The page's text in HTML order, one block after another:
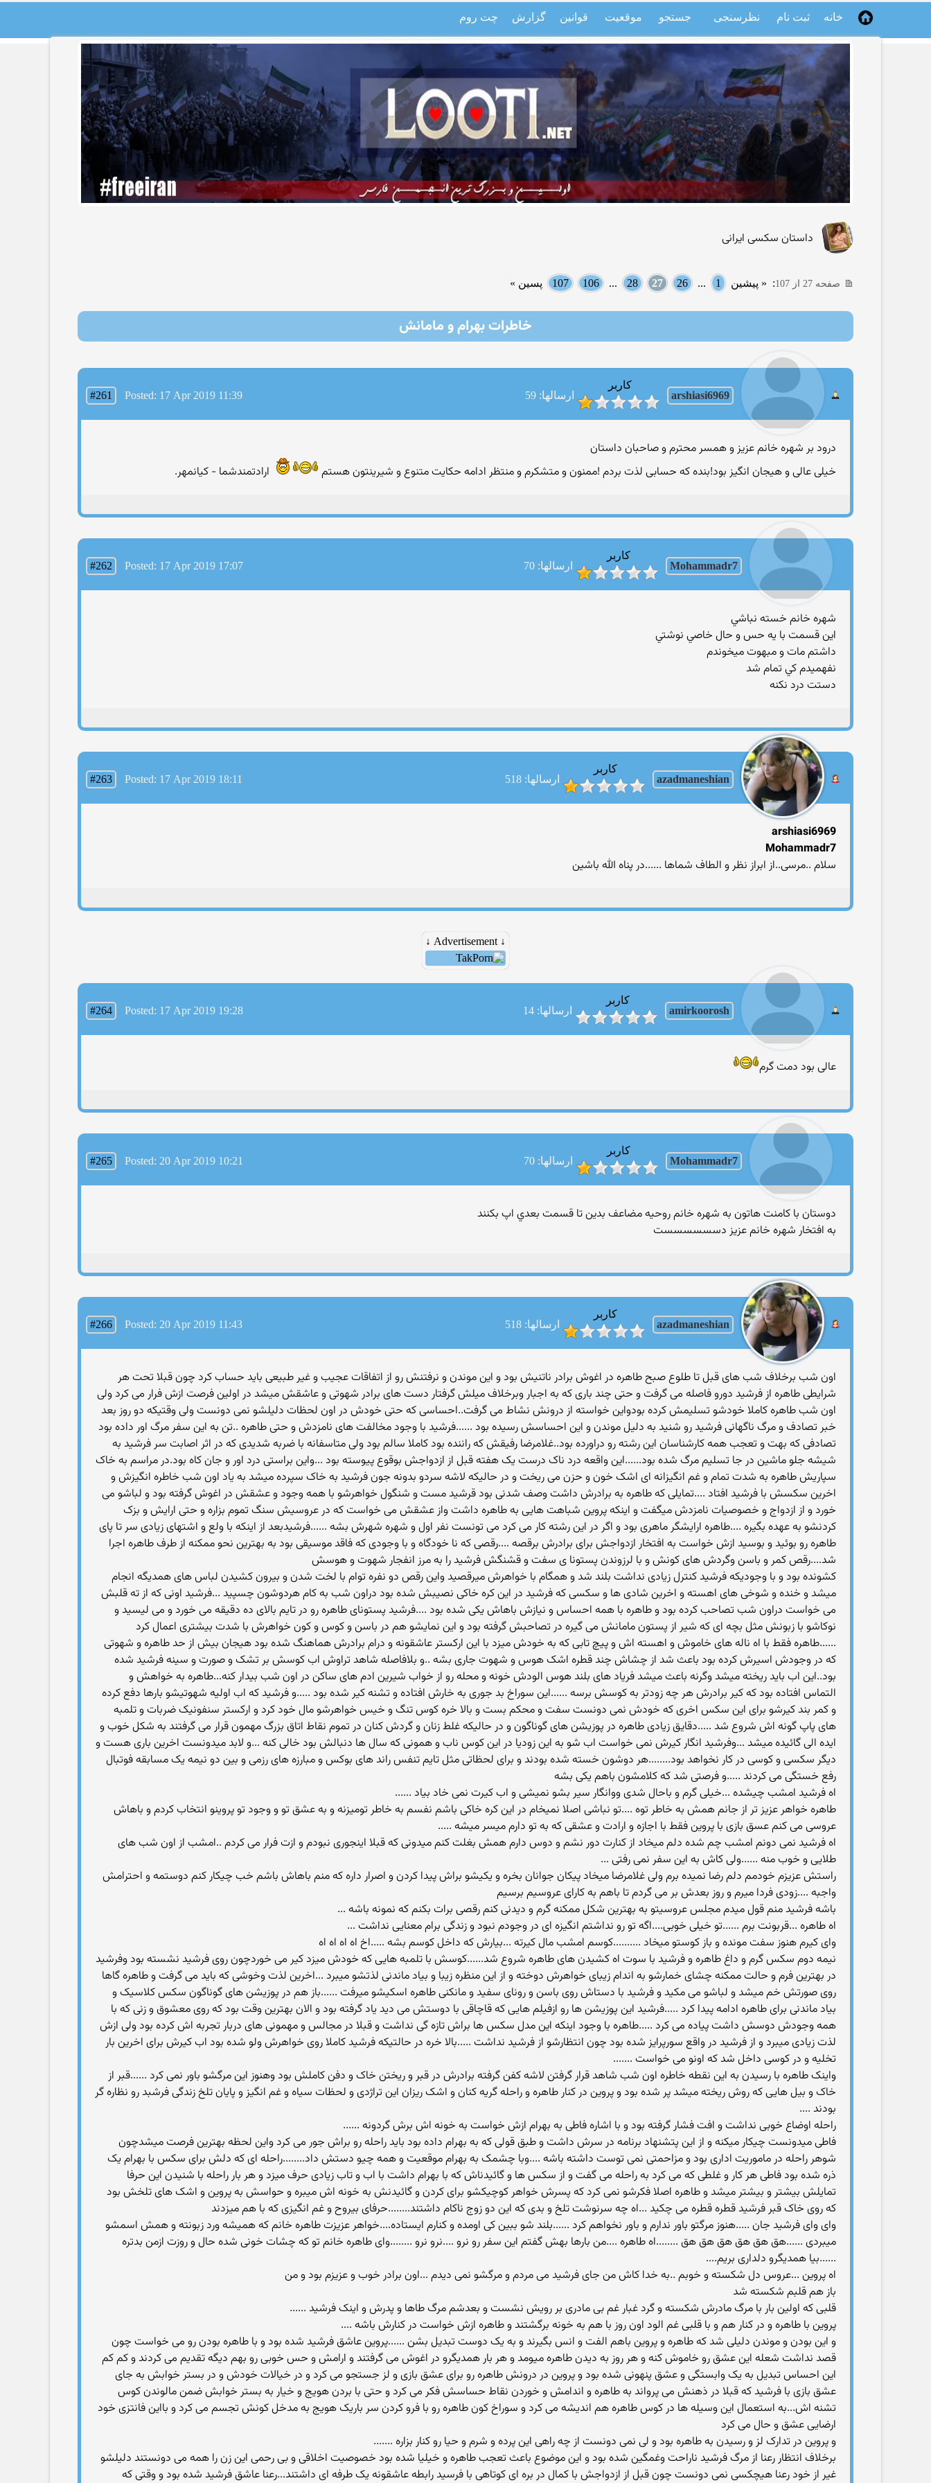
خانه ثبت نام نظرسنجی جستجو موقعیت قوانین گزارش چت روم
داستان سکسی ایرانی
صفحه 27 از 107 : « پیشین 1
...
26
27
28
...
106
107 پسین »
خاطرات بهرام و مامانش
arshiasi6969
کاربر
ارسالها: 59
#261 Posted: 17 Apr 2019 11:39
درود بر شهره خانم عزیز و همسر محترم و صاحبان داستان
خیلی عالی و هیجان انگیز بود!بنده که حسابی لذت بردم !ممنون و متشکرم و منتظر ادامه حکایت متنوع و شیرینتون هستم
ارادتمندشما - کیانمهر.
Mohammadr7
کاربر
ارسالها: 70
#262 Posted: 17 Apr 2019 17:07
شهره خانم خسته نباشي
اين قسمت با يه حس و حال خاصي نوشتي
داشتم مات و مبهوت ميخوندم
نفهميدم کي تمام شد
دستت درد نکنه
azadmaneshian
کاربر
ارسالها: 518
#263 Posted: 17 Apr 2019 18:11
arshiasi6969
Mohammadr7
سلام ..مرسی..از ابراز نظر و الطاف شماها ......در پناه الله باشین
↓ Advertisement ↓
amirkoorosh
کاربر
ارسالها: 14
#264 Posted: 17 Apr 2019 19:28
عالی بود دمت گرم
Mohammadr7
کاربر
ارسالها: 70
#265 Posted: 20 Apr 2019 10:21
دوستان با کامنت هاتون به شهره خانم روحيه مضاعف بدين تا قسمت بعدي اپ بکنند
به افتخار شهره خانم عزيز دسسسسسست
azadmaneshian
کاربر
ارسالها: 518
#266 Posted: 20 Apr 2019 11:43
اون شب برخلاف شب های قبل تا طلوع صبح طاهره در اغوش برادر ناتنیش بود و این موندن و نرفتنش رو از اتفاقات عجیب و غیر طبیعی باید حساب کرد چون قبلا تحت هر
شرایطی طاهره از فرشید دورو فاصله می گرفت و حتی چند باری که به اجبار وبرخلاف میلش گرفتار دست های برادر شهوتی و عاشقش میشد در اولین فرصت ازش فرار می کرد ولی
اون شب طاهره کاملا خودشو تسلیمش کرده بودواین خواسته از درونش نشاط می گرفت..احساسی که حتی خودش در اون لحظات دلیلشو نمی دونست ولی وقتیکه دو روز بعد
خبر تصادف و مرگ ناگهانی فرشید رو شنید به دلیل موندن و این احساسش رسیده بود ......فرشید با وجود مخالفت های نامزدش و حتی طاهره ..تن به این سفر مرگ اور داده بود
تصادفی که بهت و تعجب همه کارشناسان این رشته رو دراورده بود..غلامرضا رفیقش که راننده بود کاملا سالم بود ولی متاسفانه با ضربه شدیدی که در اثر اصابت سر فرشید به
شیشه جلو ماشین در جا تسلیم مرگ شده بود......این واقعه درد ناک درست یک هفته قبل از ازدواجش بوقوع پیوسته بود ...واین براستی درد اور و جان کاه بود.در مراسم به خاک
سپاریش طاهره به شدت تمام و غم انگیزانه ای اشک خون و حزن می ریخت و در حالیکه لاشه سردو بدونه جون فرشید به خاک سپرده میشد به یاد اون شب خاطره انگیزش و
اخرین سکسش با فرشید افتاد ....تمایلی که طاهره به برادرش داشت وصف شدنی بود قرشید مست و شنگول خواهرشو با همه وجود و عشقش در اغوش گرفته بود و لباشو می
خورد و از ازدواج و خصوصیات نامزدش میگفت و اینکه پروین شباهت هایی به طاهره داشت واز عشقش می خواست که در عروسیش سنگ تموم بزاره و حتی ارایش و بزک
کردنشو به عهده بگیره ....طاهره ارایشگر ماهری بود و اگر در این رشته کار می کرد می تونست نفر اول و شهره شهرش بشه ......فرشیدبعد از اینکه با ولع و اشتهای زیادی سر تا پای
طاهره رو بوئید و بوسید ازش خواست به افتخار ازدواجش برای برادرش برقصه ....رقصی که نا خودگاه و با وجودی که فاقد موسیقی بود به بهترین نحو ممکنه از طرف طاهره اجرا
شد....رقص کمر و باسن وگردش های کونش و با لرزوندن پستونا ی سفت و قشنگش فرشید را به مرز انفجار شهوت و هوسش
کشونده بود و با وجودیکه فرشید کنترل زیادی نداشت بلند شد و همگام با خواهرش میرقصید واین رقص دو نفره توام با لخت شدن و بیرون کشیدن لباس های همدیگه انجام
میشد و خنده و شوخی های اهسته و اخرین شادی ها و سکسی که فرشید در این کره خاکی نصیبش شده بود دراون شب به کام هردوشون چسپید ...فرشید اونی که از ته قلبش
می خواست دراون شب تصاحب کرده بود و طاهره با همه احساس و نیازش باهاش یکی شده بود ....فرشید پستونای طاهره رو در تایم بالای ده دقیقه می خورد و می لیسید و
نوکاشو با زبونش مثل بچه ای که شیر از پستون مامانش می گیره در تصاحبش گرفته بود و این نمایشو هم در باسن و کوس و کون خواهرش با شدت بیشتری اعمال کرد
......طاهره فقط با اه ناله های خاموش و اهسته اش و پیچ تابی که به خودش میزد با این ارکستر عاشقونه و درام برادرش هماهنگ شده بود هیجان بیش از حد طاهره و شهوتی
که در وجودش اسیرش کرده بود باعث شد از چشاش چند قطره اشک هوس و شهوت جاری بشه ..و بلافاصله شاهد تراوش اب کوسش بر تشک و صورت و سینه فرشید شده
بود..این اب باید ریخته میشد وگرنه باعث میشد فریاد های بلند هوس الودش خونه و محله رو از خواب شیرین ادم های ساکن در اون شب بیدار کنه...طاهره به خواهش و
التماس افتاده بود که کیر برادرش هر چه زودتر به کوسش برسه ......این سوراخ بد جوری به خارش افتاده و تشنه کیر شده بود .....و فرشید که اب اولیه شهوتیشو بارها دفع کرده
و کمر بند کیرشو برای این سکس اخری که خودش نمی دونست سفت و محکم بست و بالا خره کوس تنگ و خیس خواهرشو مال خود کرد و ارکستر سنفونیک ضربات و تلمبه
های پاپ گونه اش شروع شد .....دقایق زیادی طاهره در پوزیشن های گوناگون و در حالیکه غلط زنان و گردش کنان در تموم نقاط اتاق بزرگ مهمون قرار می گرفتند به شکل خوب و
ایده الی گائیده میشد ...وفرشید انگار کیرش نمی خواست اب شو به این زودیا در این کوس ناب و همونی که سال ها دنبالش بود خالی کنه ...و لابد میدونست اخرین باری هست و
دیگر سکسی و کوسی در کار نخواهد بود........هر دوشون خسته شده بودند و برای لحظاتی مثل تایم تنفس راند های بوکس و مبارزه های رزمی و بین دو نیمه یک مسابقه فوتبال
رفع خستگی می کردند .....و فرصتی شد که کلامشون باهم یکی بشه
اه فرشید امشب چیشده ...خیلی گرم و باحال شدی ووانگار سیر بشو نمیشی و اب کیرت نمی خاد بیاد ......
طاهره خواهر عزیز تر از جانم همش به خاطر توه ....تو نباشی اصلا نمیخام در این کره خاکی باشم نفسم به خاطر تومیزنه و به عشق تو و وجود تو پروینو انتخاب کردم و باهاش
عروسی می کنم عسق بازی با پروین فقط با اجازه و ارادت و عشقی که به تو دارم میسر میشه .....
اه فرشید نمی دونم امشب چم شده دلم میخاد از کنارت دور نشم و دوس دارم همش بغلت کنم میدونی که قبلا اینجوری نبودم و ازت فرار می کردم ..امشب از اون شب های
طلایی و خوب منه ......ولی کاش به این سفر نمی رفتی ...
راستش عزیزم خودمم دلم رضا نمیده برم ولی غلامرضا میخاد پیکان جوانان بخره و یکیشو براش پیدا کردن و اصرار داره که منم باهاش باشم خب چیکار کنم دوستمه و احترامش
واجبه ....زودی فردا میرم و روز بعدش بر می گردم تا باهم به کارای عروسیم برسیم
باشه فرشید منم قول میدم مجلس عروسیتو به بهترین شکل ممکنه گرم و دیدنی کنم رقصی برات بکنم که نمونه باشه ...
اه طاهره ...قربونت برم ......تو خیلی خوبی....اگه تو رو نداشتم انگیزه ای در وجودم نبود و زندگی برام معنایی نداشت ...
وای کیرم هنوز سفت مونده و باز کوستو میخاد ..........کوسم امشب مال کیرته ...بیارش که داخل کوسم بشه .....اخ اه اه اه اه
نیمه دوم سکس گرم و داغ طاهره و فرشید با سوت اه کشیدن های طاهره شروع شد......کوسش با تلمبه هایی که خودش میزد کیر می خوردچون روی فرشید نشسته بود وفرشید
در بهترین فرم و حالت ممکنه چشای خمارشو به اندام زیبای خواهرش دوخته و از این منظره زیبا و بیاد ماندنی لذتشو میبرد ...اخرین لذت وخوشی که باید می گرفت و طاهره گاها
روی صورتش خم میشد و لباشو می مکید و فرشید با دستاش روی باسن و رونای سفید و مانکنی طاهره اسکیشو میرفت ......باز هم در پوزیشن های گوناگون سکس کلاسیک و
بیاد ماندنی برای طاهره ادامه پیدا کرد .....فرشید این پوزیشن ها رو ازفیلم هایی که قاچاقی با دوستش می دید یاد گرفته بود و الان بهترین وقت بود که روی معشوق و زنی که با
همه وجودش دوسش داشت پیاده می کرد .....طاهره با وجود اینکه این مدل سکس ها براش تازه گی نداشت و قبلا در مجالس و مهمونی های دربار تجربه اش کرده بود ولی ازش
لذت زیادی میبرد و از فرشید در واقع سورپرایز شده بود چون انتظارشو از فرشید نداشت .....بالا خره در حالتیکه فرشید کاملا روی خواهرش ولو شده بود اب کیرش برای اخرین بار
تخلیه و در کوسی داخل شد که اونو می خواست .......
واینک طاهره با رسیدن به این نقطه خاطره اون شب شاهد قرار گرفتن لاشه کفن گرفته برادرش در قبر و ریختن خاک و دفن کاملش بود وهنوز این مرگشو باور نمی کرد ......قبر از
خاک و بیل هایی که روش ریخته میشد پر شده بود و پروین در کنار طاهره و راحله گریه کنان و اشک ریزان این تراژدی و لحظات سیاه و غم انگیز و پایان تلخ زندگی فرشبد رو نظاره گر
بودند ....
راحله اوضاع خوبی نداشت و افت فشار گرفته بود و با اشاره فاطی به بهرام ازش خواست به خونه اش برش گردونه ......
فاطی میدونست چیکار میکنه و از این پتشنهاد برنامه در سرش داشت و طبق قولی که به بهرام داده بود باید راحله رو براش جور می کرد واین لحظه بهترین فرصت میشدچون
شوهر راحله در ماموریت اداری بود و مزاحمتی نمی توست داشته باشه ....وبا چشمک به بهرام موقعیت و همه چیو دستش داد........راحله ای که دلش برای سکس با بهرام یک
ذره شده بود فاطی هر کار و غلطی که می کرد به راحله می گفت و از سکس ها و گائیدناش که با بهرام داشت با اب و تاب زیادی حرف میزد و هر بار راحله با شنیدن این حرفا
تمایلش بیشتر و بیشتر میشد و طاهره اصلا فکرشو نمی کرد که پسرش خواهر کوچیکشو برای کردن و گائیدنش به خونه اش میبره و حواسش به پروین و اشک های تلخش بود
که روی خاک قبر فرشید قطره قطره می چکید ...اه چه سرنوشت تلخ و بدی که این دو زوج ناکام داشتند........حرفای بیروح و غم انگیزی که با هم میزدند
وای وای فرشید جان .....هنوز مرگتو باور ندارم و باور نخواهم کرد ......بلند شو ببین کی اومده و کنارم ایستاده....خواهر عزیزت طاهره خانم که همیشه ورد زبونته و همش اسمشو
میبردی ......هق هق هق هق هق هق ........اه طاهره ....من بارها بهش گفتم این سفر رو نرو ....نرو نرو ........وای طاهره خانم تو که چشات خونی شده حال و روزت ازمن بدتره
......بیا همدیگرو دلداری بریم....
اه پروین ...عروس دل شکسته و خوبم ..به خدا کاش من جای فرشید می مردم و مرگشو نمی دیدم ...اون برادر خوب و عزیزم بود و من
باز هم قلبم شکسته شد
قلبی که اولین بار با مرگ مادرش شکسته و گرد غبار غم بی مادری بر رویش نشست و بعدشم مرگ طاها و پدرش و اینک فرشید ......
پروین با طاهره و در کنار هم و با قلبی غم الود اون روز با هم به خونه برگشتند و طاهره ازش خواست در کنارش باشه ....
و این بودن و موندن دلیلی شد که طاهره و پروین باهم الفت و انس بگیرند و به یک دوست تبدیل بشن ......پروین عاشق فرشید شده بود و با طاهره بودن رو می خواست چون
قصد نداشت شعله این عشق رو خاموش کنه و هر روز به دیدن طاهره میومد و هر بار همدیگرو در اغوش می گرفتند و ارامش و حس خوبی رو بهم دیگه تقدیم می کردند و کم کم
این احساس تبدیل به یک وابستگی و عشق پنهونی شده بود و پروین در درونش طاهره رو برای عشق بازی و لز جستجو می کرد و در خیالات خودش و در بستر خوابش به جای
عشق بازی با فرشید که قبلا در ذهنش می پرواند به طاهره و اندامش و خوردن نقاط حساسش فکر می کرد و حتی با بردن هویج و خیار به بستر خوابش ضمن مالوندن کوس
تشنه اش...به استعمال این وسیله ها در کوس طاهره هم اندیشه می کرد و سوراخ کون طاهره رو با فرو کردن سر باریک هویج به مدخل کونش تجسم می کرد و بااین فانتزی خود
ارضایی عشق و حال می کرد
و پروین در تدارک لز و رسیدن به طاهره بود و لی نمی دونست از چه راهی این پرده و شرم و حیا رو کنار بزاره .......
برخلاف انتظار رعنا از مرگ فرشید ناراحت وغمگین شده بود و این موضوع باعث تعجب طاهره و خیلیا شده بود خصوصیت اخلاقی و بی رحمی این زن را همه می دونستند دلیلشو
غیر از خود رعنا هیچکسی نمی دونست چون قبل از ازدواجش با کمال در بره ای کوتاهی با فرسید رابطه عاشقونه یک طرفه ای داشتند...رعنا عاشق فرشید شده بود و وقتی که